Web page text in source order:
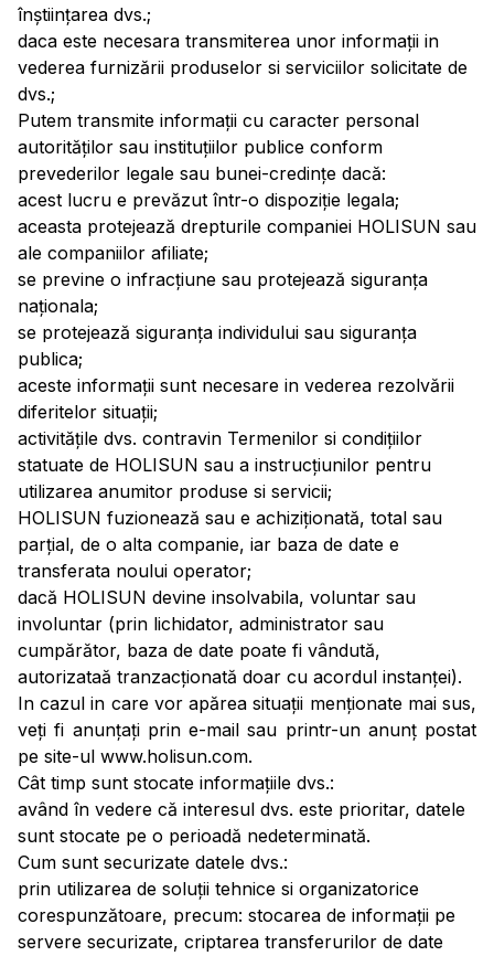
înștiințarea dvs.;
daca este necesara transmiterea unor informații in
vederea furnizării produselor si serviciilor solicitate de
dvs.;
Putem transmite informații cu caracter personal
autorităților sau instituțiilor publice conform
prevederilor legale sau bunei-credințe dacă:
acest lucru e prevăzut într-o dispoziție legala;
aceasta protejează drepturile companiei HOLISUN sau
ale companiilor afiliate;
se previne o infracțiune sau protejează siguranța
naționala;
se protejează siguranța individului sau siguranța
publica;
aceste informații sunt necesare in vederea rezolvării
diferitelor situații;
activitățile dvs. contravin Termenilor si condițiilor
statuate de HOLISUN sau a instrucțiunilor pentru
utilizarea anumitor produse si servicii;
HOLISUN fuzionează sau e achiziționată, total sau
parțial, de o alta companie, iar baza de date e
transferata noului operator;
dacă HOLISUN devine insolvabila, voluntar sau
involuntar (prin lichidator, administrator sau
cumpărător, baza de date poate fi vândută,
autorizataă tranzacționată doar cu acordul instanței).
In cazul in care vor apărea situații menționate mai sus,
veți fi anunțați prin e-mail sau printr-un anunț postat
pe site-ul www.holisun.com.
Cât timp sunt stocate informațiile dvs.:
având în vedere că interesul dvs. este prioritar, datele
sunt stocate pe o perioadă nedeterminată.
Cum sunt securizate datele dvs.:
prin utilizarea de soluții tehnice si organizatorice
corespunzătoare, precum: stocarea de informații pe
servere securizate, criptarea transferurilor de date